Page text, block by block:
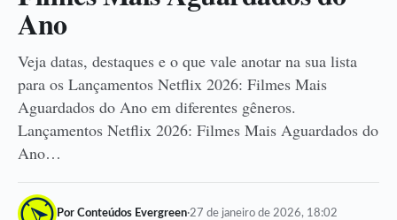
Ano
Veja datas, destaques e o que vale anotar na sua lista
para os Lançamentos Netflix 2026: Filmes Mais
Aguardados do Ano em diferentes gêneros.
Lançamentos Netflix 2026: Filmes Mais Aguardados do
Ano…
Por Conteúdos Evergreen·27 de janeiro de 2026, 18:02